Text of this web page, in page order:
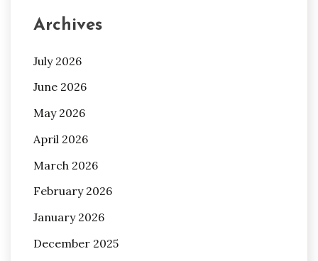
Archives
July 2026
June 2026
May 2026
April 2026
March 2026
February 2026
January 2026
December 2025